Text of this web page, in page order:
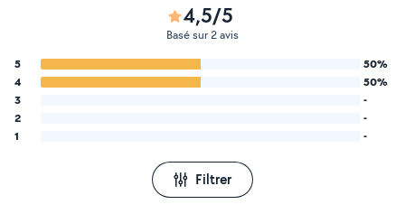
4,5/5
Basé sur 2 avis
5
50%
4
50%
3
-
2
-
1
-
Filtrer